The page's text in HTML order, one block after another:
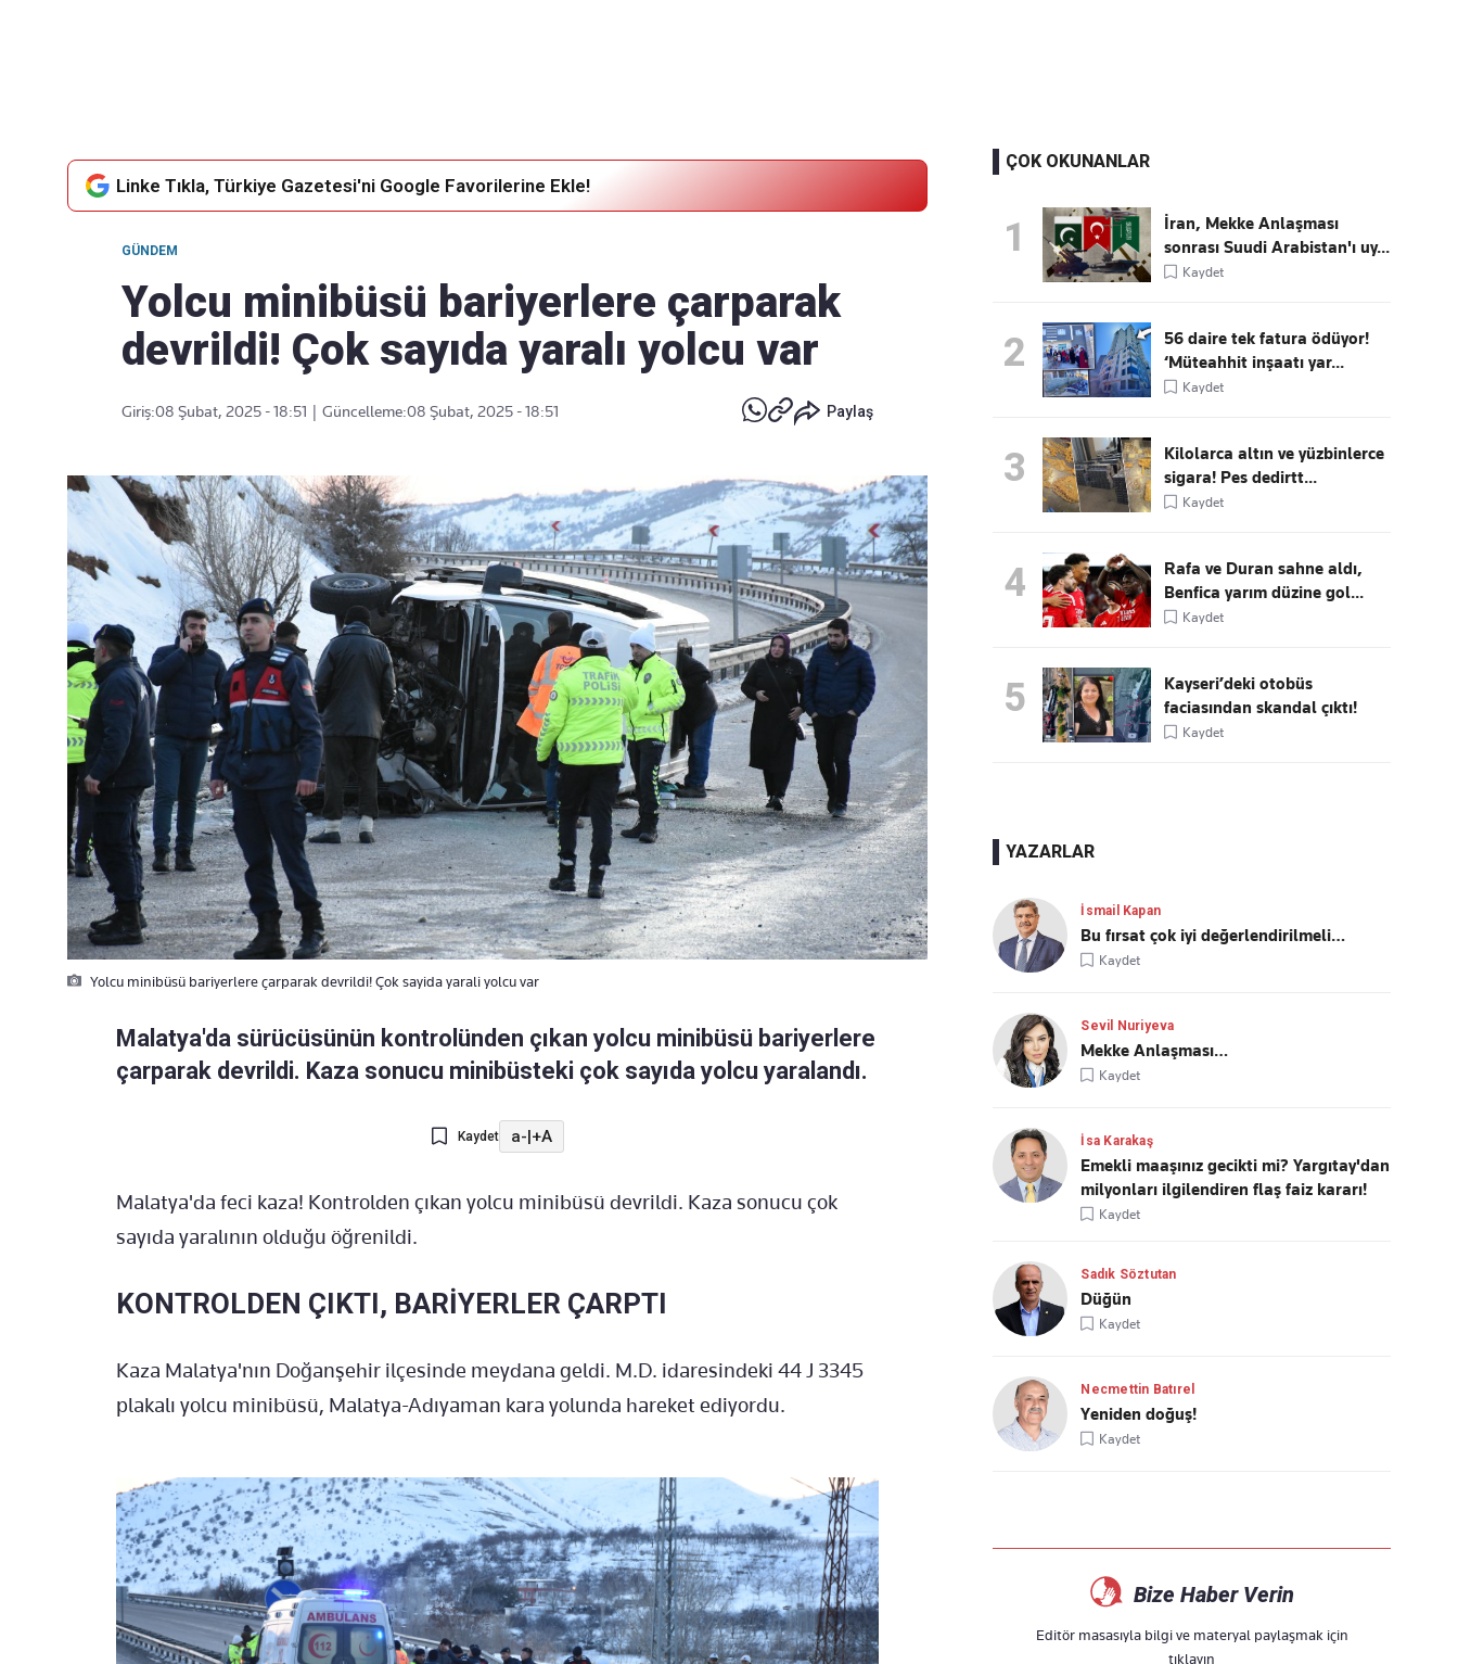
Linke Tıkla, Türkiye Gazetesi'ni Google Favorilerine Ekle!
GÜNDEM
Yolcu minibüsü bariyerlere çarparak
devrildi! Çok sayıda yaralı yolcu var
Giriş:08 Şubat, 2025 - 18:51 Güncelleme:08 Şubat, 2025 - 18:51 Paylaş
Yolcu minibüsü bariyerlere çarparak devrildi! Çok sayida yarali yolcu var
Malatya'da sürücüsünün kontrolünden çıkan yolcu minibüsü bariyerlere
çarparak devrildi. Kaza sonucu minibüsteki çok sayıda yolcu yaralandı.
Kaydet a-|+A
Malatya'da feci kaza! Kontrolden çıkan yolcu minibüsü devrildi. Kaza sonucu çok
sayıda yaralının olduğu öğrenildi.
KONTROLDEN ÇIKTI, BARİYERLER ÇARPTI
Kaza Malatya'nın Doğanşehir ilçesinde meydana geldi. M.D. idaresindeki 44 J 3345
plakalı yolcu minibüsü, Malatya-Adıyaman kara yolunda hareket ediyordu.
ÇOK OKUNANLAR
1
İran, Mekke Anlaşması
sonrası Suudi Arabistan'ı uy...
Kaydet
2
56 daire tek fatura ödüyor!
‘Müteahhit inşaatı yar...
Kaydet
3
Kilolarca altın ve yüzbinlerce
sigara! Pes dedirtt...
Kaydet
4
Rafa ve Duran sahne aldı,
Benfica yarım düzine gol...
Kaydet
5
Kayseri’deki otobüs
faciasından skandal çıktı!
Kaydet
YAZARLAR
İsmail Kapan
Bu fırsat çok iyi değerlendirilmeli…
Kaydet
Sevil Nuriyeva
Mekke Anlaşması…
Kaydet
İsa Karakaş
Emekli maaşınız gecikti mi? Yargıtay'dan
milyonları ilgilendiren flaş faiz kararı!
Kaydet
Sadık Söztutan
Düğün
Kaydet
Necmettin Batırel
Yeniden doğuş!
Kaydet
Bize Haber Verin
Editör masasıyla bilgi ve materyal paylaşmak için
tıklayın